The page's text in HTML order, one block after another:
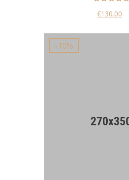
€130.00
-10%